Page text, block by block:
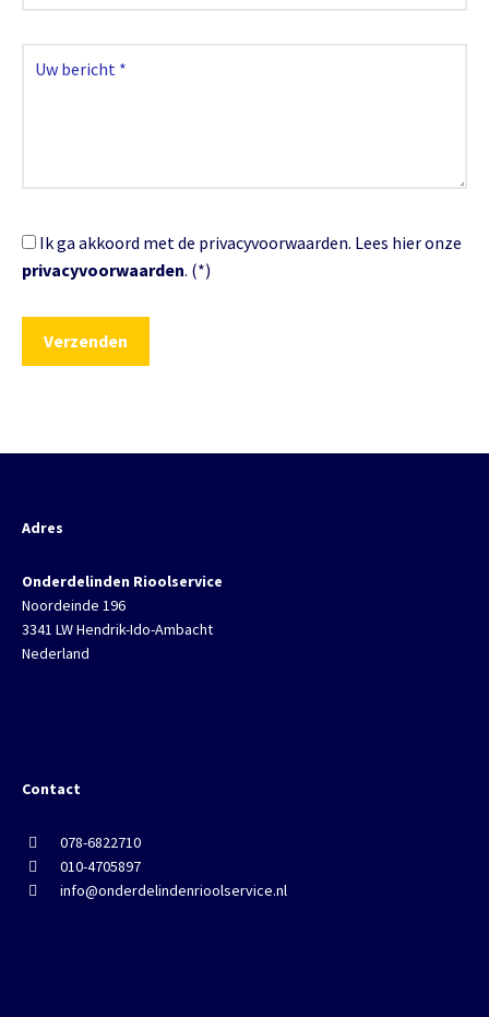
Ik ga akkoord met de privacyvoorwaarden. Lees hier onze
privacyvoorwaarden. (*)
Adres
Onderdelinden Rioolservice
Noordeinde 196
3341 LW Hendrik-Ido-Ambacht
Nederland
Contact
078-6822710
010-4705897
info@onderdelindenrioolservice.nl